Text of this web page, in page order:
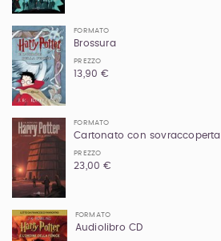
FORMATO
Brossura
PREZZO
13,90 €
FORMATO
Cartonato con sovraccoperta
PREZZO
23,00 €
FORMATO
Audiolibro CD